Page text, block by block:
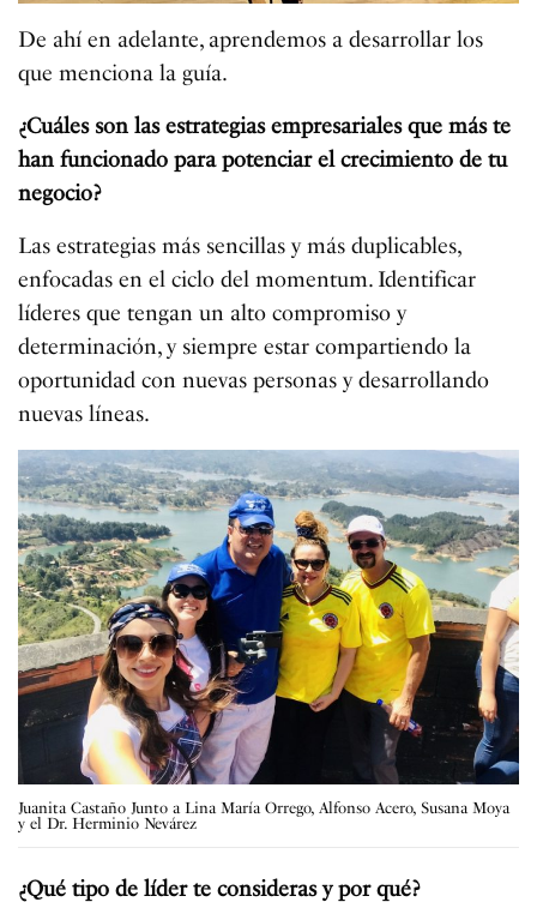
De ahí en adelante, aprendemos a desarrollar los
que menciona la guía.
¿Cuáles son las estrategias empresariales que más te
han funcionado para potenciar el crecimiento de tu
negocio?
Las estrategias más sencillas y más duplicables,
enfocadas en el ciclo del momentum. Identificar
líderes que tengan un alto compromiso y
determinación, y siempre estar compartiendo la
oportunidad con nuevas personas y desarrollando
nuevas líneas.
Juanita Castaño Junto a Lina María Orrego, Alfonso Acero, Susana Moya
y el Dr. Herminio Nevárez
¿Qué tipo de líder te consideras y por qué?